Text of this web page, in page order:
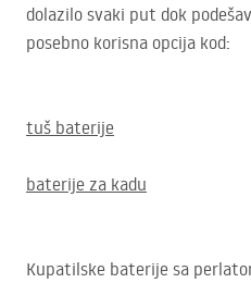
dolazilo svaki put dok
posebno korisna opcija kod:
tuš baterije
baterije za kadu
Kupatilske baterije sa